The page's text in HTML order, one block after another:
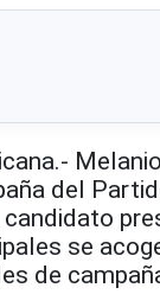
del
se
de